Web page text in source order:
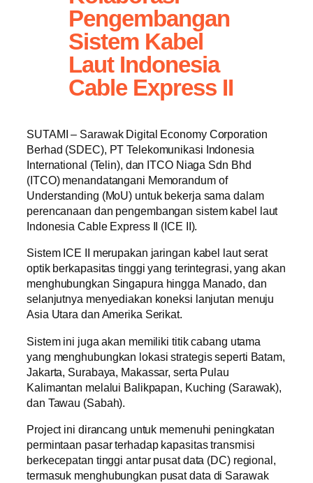
Pengembangan
Sistem Kabel
Laut Indonesia
Cable Express II
SUTAMI – Sarawak Digital Economy Corporation
Berhad (SDEC), PT Telekomunikasi Indonesia
International (Telin), dan ITCO Niaga Sdn Bhd
(ITCO) menandatangani Memorandum of
Understanding (MoU) untuk bekerja sama dalam
perencanaan dan pengembangan sistem kabel laut
Indonesia Cable Express II (ICE II).
Sistem ICE II merupakan jaringan kabel laut serat
optik berkapasitas tinggi yang terintegrasi, yang akan
menghubungkan Singapura hingga Manado, dan
selanjutnya menyediakan koneksi lanjutan menuju
Asia Utara dan Amerika Serikat.
Sistem ini juga akan memiliki titik cabang utama
yang menghubungkan lokasi strategis seperti Batam,
Jakarta, Surabaya, Makassar, serta Pulau
Kalimantan melalui Balikpapan, Kuching (Sarawak),
dan Tawau (Sabah).
Project ini dirancang untuk memenuhi peningkatan
permintaan pasar terhadap kapasitas transmisi
berkecepatan tinggi antar pusat data (DC) regional,
termasuk menghubungkan pusat data di Sarawak